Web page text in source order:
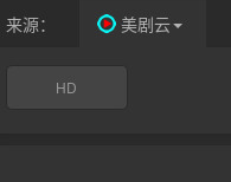
来源： 美剧云
HD